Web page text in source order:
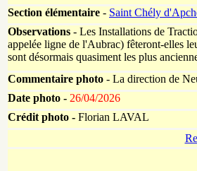
Section élémentaire - Saint Chély
Observations - Les Installations de
appelée ligne de l'Aubrac) fêteront-elles
sont désormais quasiment les plus
Commentaire photo - La direction de
Date photo - 26/04/2026
Crédit photo - Florian LAVAL